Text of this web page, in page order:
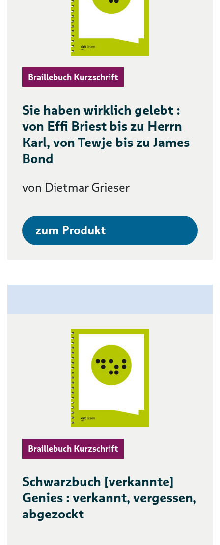
Braillebuch Kurzschrift
Sie haben wirklich gelebt :
von Effi Briest bis zu Herrn
Karl, von Tewje bis zu James
Bond
von Dietmar Grieser
zum Produkt
Braillebuch Kurzschrift
Schwarzbuch [verkannte]
Genies : verkannt, vergessen,
abgezockt